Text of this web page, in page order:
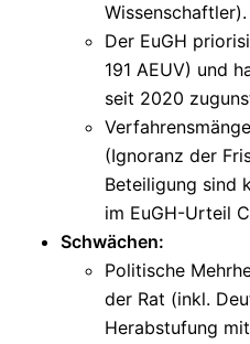
Wissenschaftler).
Der EuGH
191 AEUV) und
seit 2020
(Ignoranz der
Beteiligung sind
im EuGH-Urteil
Schwächen:
Politische
der Rat (inkl.
Herabstufung